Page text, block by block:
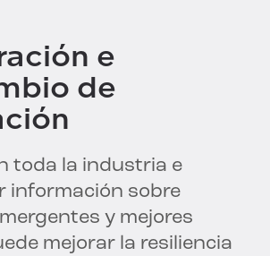
e
de
toda la industria e
información sobre
y mejores
mejorar la resiliencia